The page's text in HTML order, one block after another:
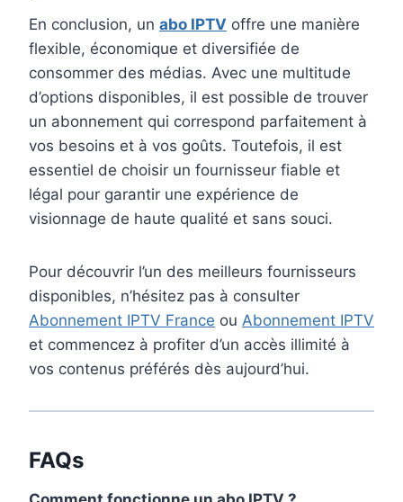
En conclusion, un abo IPTV offre une manière
flexible, économique et diversifiée de
consommer des médias. Avec une multitude
d’options disponibles, il est possible de trouver
un abonnement qui correspond parfaitement à
vos besoins et à vos goûts. Toutefois, il est
essentiel de choisir un fournisseur fiable et
légal pour garantir une expérience de
visionnage de haute qualité et sans souci.
Pour découvrir l’un des meilleurs fournisseurs
disponibles, n’hésitez pas à consulter
Abonnement IPTV France ou Abonnement IPTV
et commencez à profiter d’un accès illimité à
vos contenus préférés dès aujourd’hui.
FAQs